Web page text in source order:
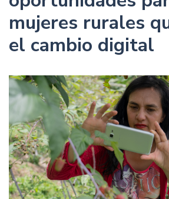
mujeres rurales
el cambio digital